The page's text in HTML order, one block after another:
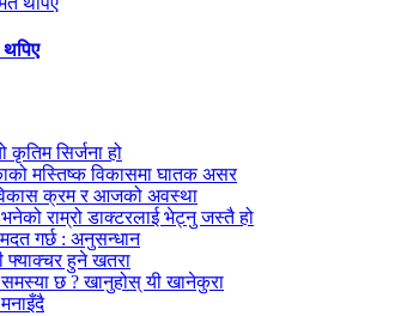
कृतिम सिर्जना हो
मस्तिष्क विकासमा घातक असर
क्रम र आजको अवस्था
राम्रो डाक्टरलाई भेट्नु जस्तै हो
गर्छ : अनुसन्धान
फ्याक्चर हुने खतरा
समस्या छ ? खानुहोस् यी खानेकुरा